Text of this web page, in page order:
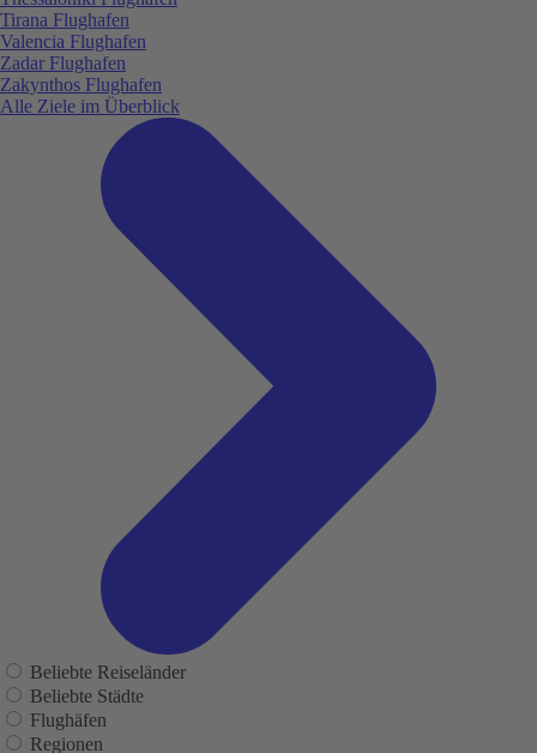
Tirana Flughafen
Valencia Flughafen
Zadar Flughafen
Zakynthos Flughafen
Alle Ziele im Überblick
Beliebte Reiseländer
Beliebte Städte
Flughäfen
Regionen